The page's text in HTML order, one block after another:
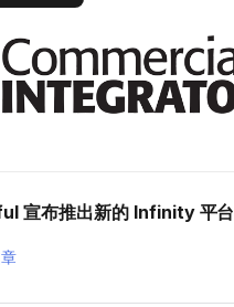
宣布推出新的 Infinity 平台